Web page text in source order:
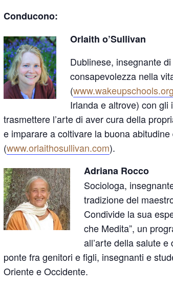
Conducono:
Orlaith o’Sullivan
Dublinese, insegnante
consapevolezza nella
(www.wakeupschools.org
Irlanda e altrove) con
trasmettere l’arte di aver cura della
e imparare a coltivare la buona
(www.orlaithosullivan.com).
Adriana Rocco
Sociologa,
tradizione del
Condivide la sua
che Medita”, un
all’arte della salute
ponte fra genitori e figli, insegnanti e
Oriente e Occidente.